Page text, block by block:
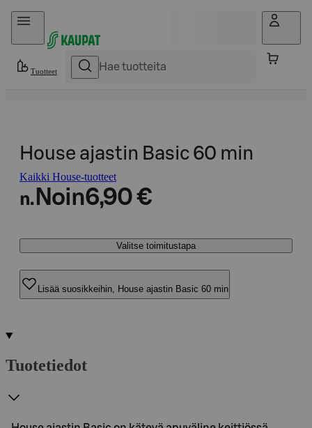
Hyppää sisältöön
Tuotteet
House ajastin Basic 60 min
Kaikki House-tuotteet
n. Noin6,90 €
Valitse toimitustapa
Lisää suosikkeihin, House ajastin Basic 60 min
Tuotetiedot